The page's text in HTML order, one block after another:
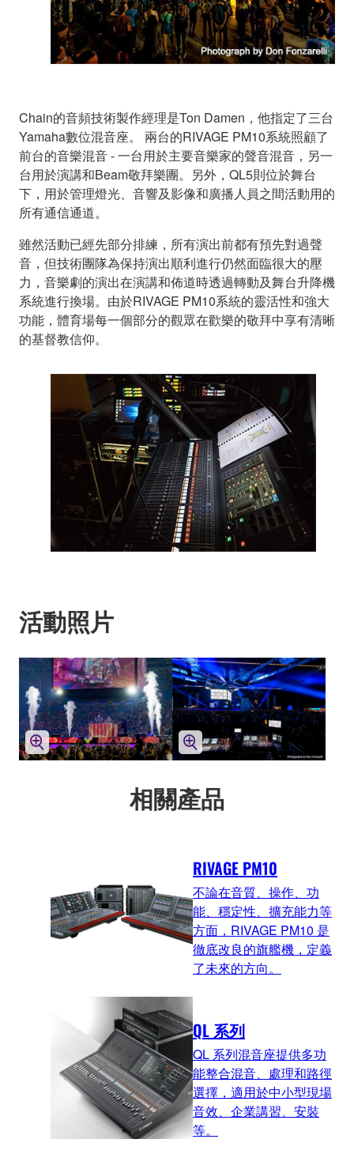
Chain的音頻技術製作經理是Ton Damen，他指定了三台
Yamaha數位混音座。 兩台的RIVAGE PM10系統照顧了
前台的音樂混音 - 一台用於主要音樂家的聲音混音，另一
台用於演講和Beam敬拜樂團。另外，QL5則位於舞台
下，用於管理燈光、音響及影像和廣播人員之間活動用的
所有通信通道。
雖然活動已經先部分排練，所有演出前都有預先對過聲
音，但技術團隊為保持演出順利進行仍然面臨很大的壓
力，音樂劇的演出在演講和佈道時透過轉動及舞台升降機
系統進行換場。由於RIVAGE PM10系統的靈活性和強大
功能，體育場每一個部分的觀眾在歡樂的敬拜中享有清晰
的基督教信仰。
活動照片
相關產品
RIVAGE PM10
不論在音質、操作、功
能、穩定性、擴充能力等
方面，RIVAGE PM10 是
徹底改良的旗艦機，定義
了未來的方向。
QL 系列
QL 系列混音座提供多功
能整合混音、處理和路徑
選擇，適用於中小型現場
音效、企業講習、安裝
等。